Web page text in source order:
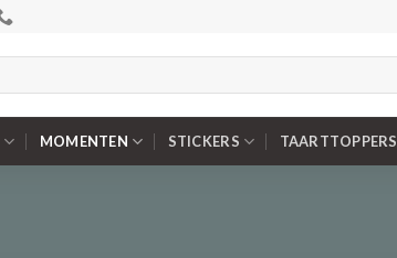
MOMENTEN STICKERS TAARTTOPPERS